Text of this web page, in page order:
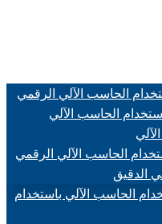
الحاسب الآلي الرقمي
الحاسب الآلي
الحاسب الآلي الرقمي
الدقيق
الحاسب الآلي باستخدام